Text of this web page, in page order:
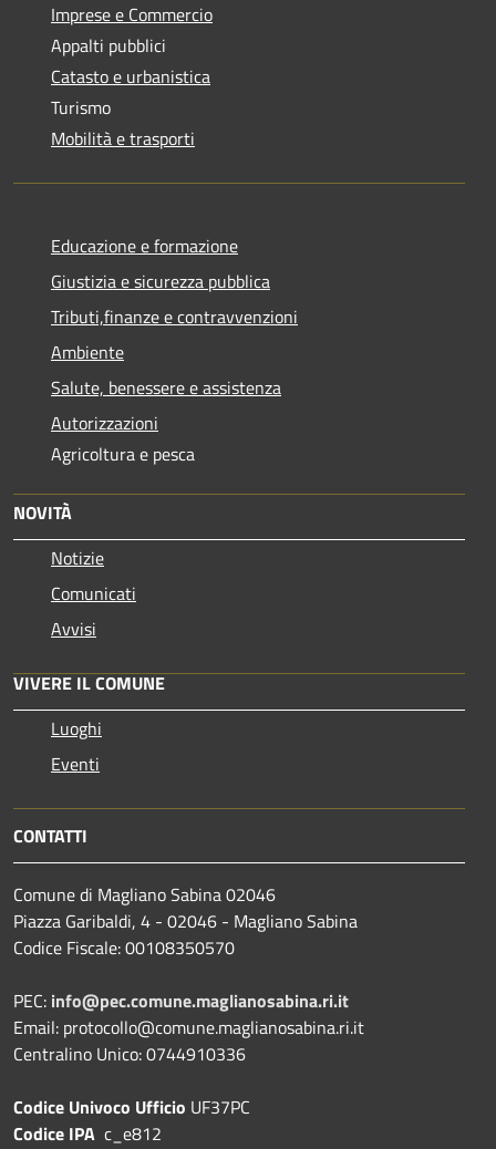
Imprese e Commercio
Appalti pubblici
Catasto e urbanistica
Turismo
Mobilità e trasporti
Educazione e formazione
Giustizia e sicurezza pubblica
Tributi,finanze e contravvenzioni
Ambiente
Salute, benessere e assistenza
Autorizzazioni
Agricoltura e pesca
NOVITÀ
Notizie
Comunicati
Avvisi
VIVERE IL COMUNE
Luoghi
Eventi
CONTATTI
Comune di Magliano Sabina 02046
Piazza Garibaldi, 4 - 02046 - Magliano Sabina
Codice Fiscale: 00108350570
PEC: info@pec.comune.maglianosabina.ri.it
Email: protocollo@comune.maglianosabina.ri.it
Centralino Unico: 0744910336
Codice Univoco Ufficio UF37PC
Codice IPA c_e812